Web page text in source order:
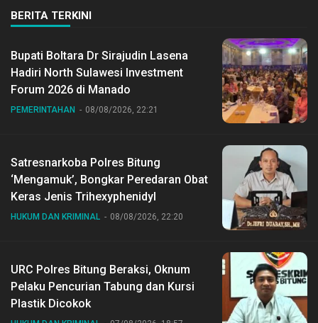
BERITA TERKINI
Bupati Boltara Dr Sirajudin Lasena
Hadiri North Sulawesi Investment
Forum 2026 di Manado
PEMERINTAHAN 08/08/2026, 22:21
Satresnarkoba Polres Bitung
‘Mengamuk’, Bongkar Peredaran Obat
Keras Jenis Trihexyphenidyl
HUKUM DAN KRIMINAL 08/08/2026, 22:20
URC Polres Bitung Beraksi, Oknum
Pelaku Pencurian Tabung dan Kursi
Plastik Dicokok